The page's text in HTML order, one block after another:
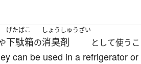
げたばこ
下駄箱の
しょうしゅうざい
消臭剤 として使う
can be used in a refrigerator